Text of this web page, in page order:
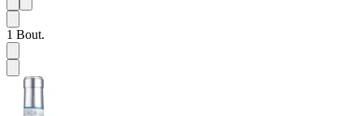
1
1 Bout.